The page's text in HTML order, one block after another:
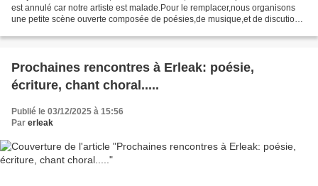
est annulé car notre artiste est malade.Pour le remplacer,nous organisons
une petite scène ouverte composée de poésies,de musique,et de discutions
Prochaines rencontres à Erleak: poésie,
écriture, chant choral.....
Publié le 03/12/2025 à 15:56
Par erleak